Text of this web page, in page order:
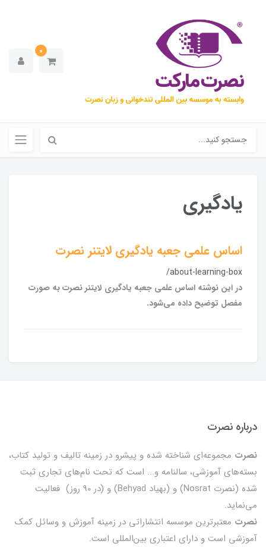
0
یادگیری
اساس علمی جعبه یادگیری لایتنر نصرت
/about-learning-box
در این نوشته اساس علمی جعبه یادگیری لایتنر نصرت به صورت
مفصل توضیح داده می‌شود.
درباره نصرت
نصرت مجموعه‌ای شناخته شده و پیشرو در زمینه تالیف و تولید کتاب،
بسته‌های آموزشی، سالنامه و... است که تحت نام‌های تجاری ثبت
شده (نصرت Nosrat) و (بهیاد Behyad) و (در 90 روز) فعالیت
می‌نماید.
نصرت معتبرترین موسسه انتشاراتی در زمینه آموزش و وسائل کمک
آموزشی است و دارای اعتباری بین‌المللی است.